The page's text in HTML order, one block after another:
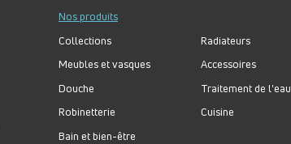
Nos produits
Collections
Meubles et vasques
Douche
Robinetterie
Bain et bien-être
Radiateurs
Accessoires
Traitement de l'eau
Cuisine